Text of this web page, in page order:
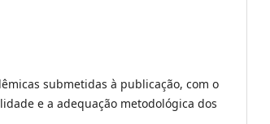
submetidas à publicação, com o
e a adequação metodológica dos